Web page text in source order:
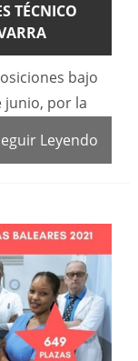
TÉCNICO
bajo
junio, por la
Leyendo